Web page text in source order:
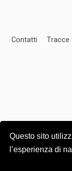
Questo sito
l’esperienza di
Contatti Tracce